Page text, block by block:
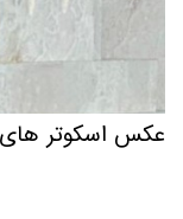
عکس اسکوتر